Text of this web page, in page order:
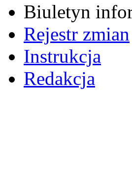
Biuletyn
Rejestr zmian
Instrukcja
Redakcja